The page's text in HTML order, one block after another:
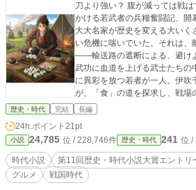
刀より強い？ 腹が減っては戦
かける若武者の兵糧奮闘記、開幕！ 血と硝煙の戦国乱
大大名家が歴史を変える大いく
い危機に喘いでいた。それは
――輸送路の遮断による、避け
武功に血道を上げる武士たちの
に異彩を放つ若者が一人。伊
が、「食」の道を探求し、戦場
ける兵糧奉行補佐だ。絶望的な
器は、限られた、乏しい食材か
飯」を生み出す驚きの創意工夫！ いつもの硬いだけの
は、野草と胡麻を加え、香ばし
きおにぎり」に。 そして、戦場
る、兵士たちの「ささやかな甘味」まで
歴史・時代 完結 長編
24h.ポイント 21pt
小説 24,785 位 / 228,746件 歴史・時代 241 位 /
時代小説 第11回歴史・時代小説大賞エントリ
グルメ
戦国時代